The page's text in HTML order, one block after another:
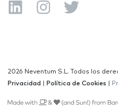
2026 Neventum S.L. Todos los
Privacidad
Política de Cookies